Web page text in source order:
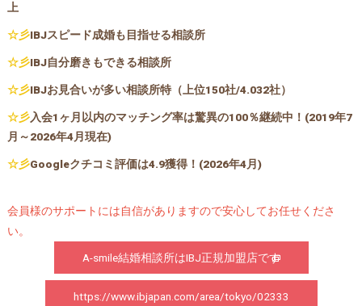
上
☆彡IBJスピード成婚も目指せる相談所
☆彡IBJ自分磨きもできる相談所
☆彡IBJお見合いが多い相談所特（上位150社/4.032社）
☆彡入会1ヶ月以内のマッチング率は驚異の100％継続中！(2019年7
月～2026年4月現在)
☆彡Googleクチコミ評価は4.9獲得！(2026年4月)
会員様のサポートには自信がありますので安心してお任せくださ
い。
A-smile結婚相談所はIBJ正規加盟店です
https://www.ibjapan.com/area/tokyo/02333